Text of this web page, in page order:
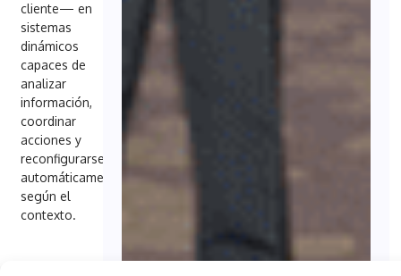
cliente— en
sistemas
dinámicos
capaces de
analizar
información,
coordinar
acciones y
reconfigurarse
automáticamente
según el
contexto.